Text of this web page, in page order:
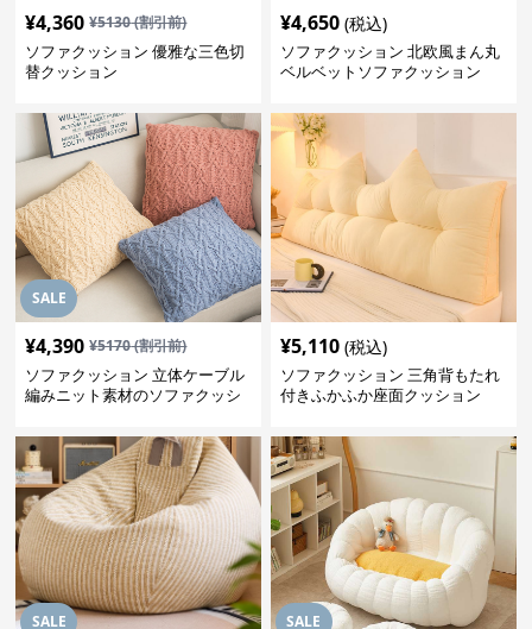
¥4,360 ¥5130(割引前)
ソファクッション 優雅な三色切
替クッション
¥4,650 (税込)
ソファクッション 北欧風まん丸
ベルベットソファクッション
SALE
¥4,390 ¥5170(割引前)
ソファクッション 立体ケーブル
編みニット素材のソファクッシ
¥5,110 (税込)
ソファクッション 三角背もたれ
付きふかふか座面クッション
SALE SALE